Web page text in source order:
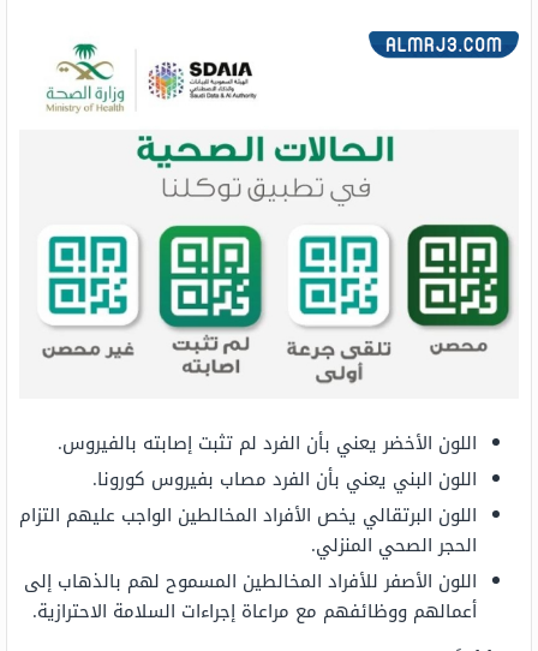
اللون الأخضر يعني بأن الفرد لم تثبت إصابته بالفيروس.
اللون البني يعني بأن الفرد مصاب بفيروس كورونا.
اللون البرتقالي يخص الأفراد المخالطين الواجب عليهم التزام
الحجر الصحي المنزلي.
اللون الأصفر للأفراد المخالطين المسموح لهم بالذهاب إلى
أعمالهم ووظائفهم مع مراعاة إجراءات السلامة الاحترازية.